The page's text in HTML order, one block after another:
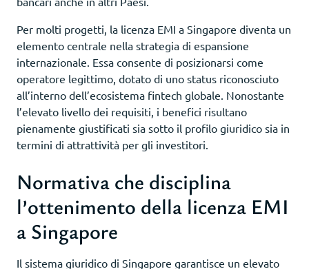
Per molti progetti, la licenza EMI a Singapore diventa un
elemento centrale nella strategia di espansione
internazionale. Essa consente di posizionarsi come
operatore legittimo, dotato di uno status riconosciuto
all’interno dell’ecosistema fintech globale. Nonostante
l’elevato livello dei requisiti, i benefici risultano
pienamente giustificati sia sotto il profilo giuridico sia in
termini di attrattività per gli investitori.
Normativa che disciplina
l’ottenimento della licenza EMI
a Singapore
Il sistema giuridico di Singapore garantisce un elevato